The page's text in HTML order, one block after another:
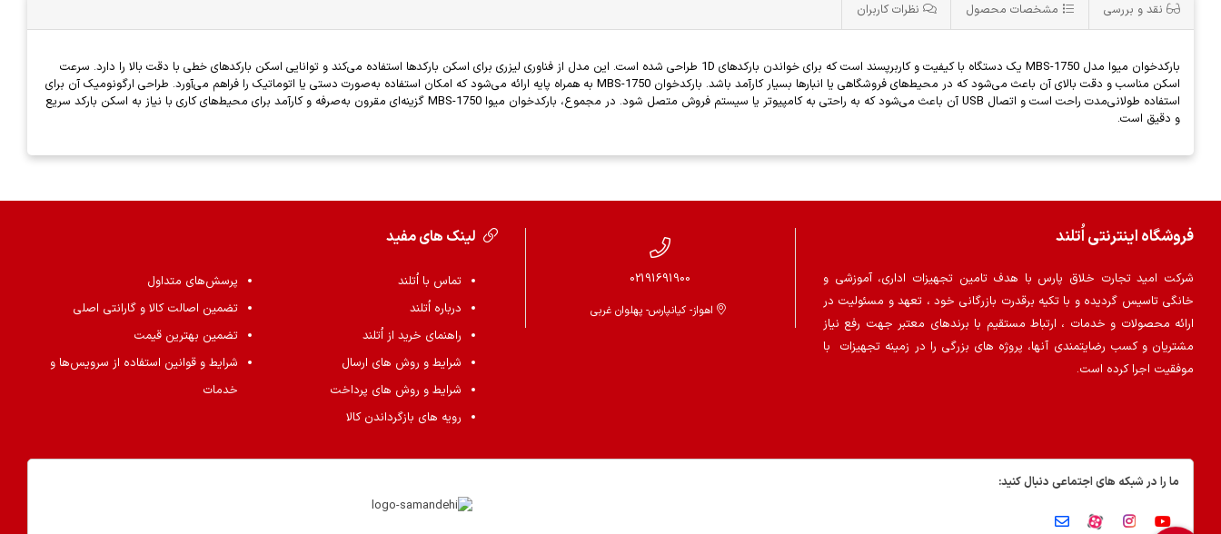
نقد و بررسی مشخصات محصول نظرات کاربران
بارکدخوان میوا مدل MBS-1750 یک دستگاه با کیفیت و کاربرپسند است که برای خواندن بارکدهای 1D طراحی شده است. این مدل از فناوری لیزری برای اسکن بارکدها استفاده می‌کند و توانایی اسکن بارکدهای خطی با دقت بالا را دارد. سرعت
اسکن مناسب و دقت بالای آن باعث می‌شود که در محیط‌های فروشگاهی یا انبارها بسیار کارآمد باشد. بارکدخوان MBS-1750 به همراه پایه ارائه می‌شود که امکان استفاده به‌صورت دستی یا اتوماتیک را فراهم می‌آورد. طراحی ارگونومیک آن برای
استفاده طولانی‌مدت راحت است و اتصال USB آن باعث می‌شود که به راحتی به کامپیوتر یا سیستم فروش متصل شود. در مجموع، بارکدخوان میوا MBS-1750 گزینه‌ای مقرون به‌صرفه و کارآمد برای محیط‌های کاری با نیاز به اسکن بارکد سریع
و دقیق است.
فروشگاه اینترنتی اُتلند
شرکت امید تجارت خلاق پارس با هدف تامین تجهیزات اداری، آموزشی و
خانگی تاسیس گردیده و با تکیه برقدرت بازرگانی خود ، تعهد و مسئولیت در
ارائه محصولات و خدمات ، ارتباط مستقیم با برندهای معتبر جهت رفع نیاز
مشتریان و کسب رضایتمندی آنها، پروژه های بزرگی را در زمینه تجهیزات با
موفقیت اجرا کرده است.
02191691900
اهواز- کیانپارس- پهلوان غربی
لینک های مفید
تماس با اُتلند
درباره اُتلند
راهنمای خرید از اُتلند
شرایط و روش های ارسال
شرایط و روش های پرداخت
رویه های بازگرداندن کالا
پرسش‌های متداول
تضمین اصالت کالا و گارانتی اصلی
تضمین بهترین قیمت
شرایط و قوانین استفاده از سرویس‌ها و
خدمات
ما را در شبکه های اجتماعی دنبال کنید: